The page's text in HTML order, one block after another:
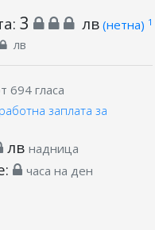
3 лв (нетна) 1
лв
694 гласа
заплата за
лв надница
часа на ден